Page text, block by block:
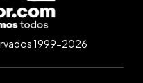
1999-2026